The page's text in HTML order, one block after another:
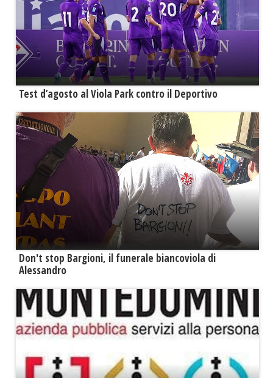
Test d’agosto al Viola Park contro il Deportivo
Don't stop Bargioni, il funerale biancoviola di
Alessandro